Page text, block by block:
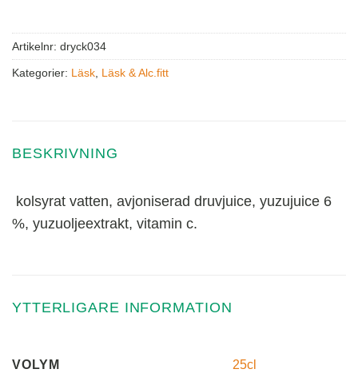
Artikelnr: dryck034
Kategorier: Läsk Läsk & Alc.fitt
BESKRIVNING
kolsyrat vatten, avjoniserad druvjuice, yuzujuice 6
%, yuzuoljeextrakt, vitamin c.
YTTERLIGARE INFORMATION
VOLYM 25cl